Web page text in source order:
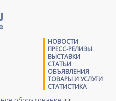
НОВОСТИ
ПРЕСС-РЕЛИЗЫ
ВЫСТАВКИ
СТАТЬИ
ОБЪЯВЛЕНИЯ
ТОВАРЫ И УСЛУГИ
СТАТИСТИКА